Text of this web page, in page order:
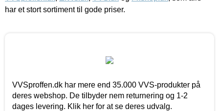
har et stort sortiment til gode priser.
VVSproffen.dk har mere end 35.000 VVS-produkter på
deres webshop. De tilbyder nem returnering og 1-2
dages levering. Klik her for at se deres udvalg.